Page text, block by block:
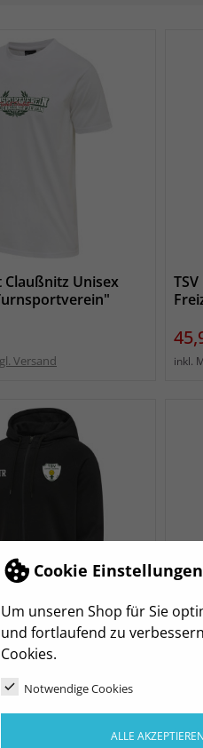
Cookie Einstellungen
Um unseren Shop für Sie
und fortlaufend zu
Cookies.
Notwendige Cookies
ALLE AKZEPTIEREN
Claußnitz Unisex
Versand inkl.
Unisex
inkl.